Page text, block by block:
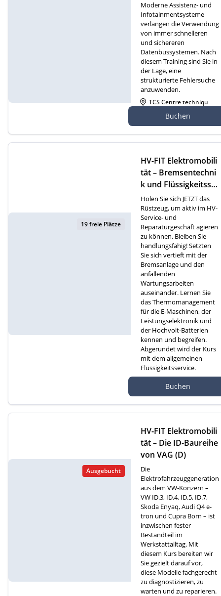
Moderne Assistenz- und
Infotainmentsysteme
verlangen die Verwendung
von immer schnelleren
und sichereren
Datenbussystemen. Nach
diesem Training sind Sie in
der Lage, eine
strukturierte Fehlersuche
anzuwenden.
TCS Centre techniqu
Dizy 4, 1304 Cossonay
Buchen
19 freie Plätze
HV-FIT Elektromobili
tät – Bremsentechni
k und Flüssigkeitsser
vice (D)
Holen Sie sich JETZT das
Rüstzeug, um aktiv im HV-
Service- und
Reparaturgeschäft agieren
zu können. Bleiben Sie
handlungsfähig! Setzten
Sie sich vertieft mit der
Bremsanlage und den
anfallenden
Wartungsarbeiten
auseinander. Lernen Sie
das Thermomanagement
für die E-Maschinen, der
Leistungselektronik und
der Hochvolt-Batterien
kennen und begreifen.
Abgerundet wird der Kurs
mit dem allgemeinen
Flüssigkeitsservice.
atte 1D, 6260 Reiden
Buchen
Ausgebucht
HV-FIT Elektromobili
tät – Die ID-Baureihe
von VAG (D)
Die
Elektrofahrzeuggeneration
aus dem VW-Konzern –
VW ID.3, ID.4, ID.5, ID.7,
Skoda Enyaq, Audi Q4 e-
tron und Cupra Born – ist
inzwischen fester
Bestandteil im
Werkstattalltag. Mit
diesem Kurs bereiten wir
Sie gezielt darauf vor,
diese Modelle fachgerecht
zu diagnostizieren, zu
warten und zu reparieren.